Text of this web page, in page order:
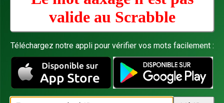
valide au Scrabble
Téléchargez notre appli pour vérifier vos mots facilement :